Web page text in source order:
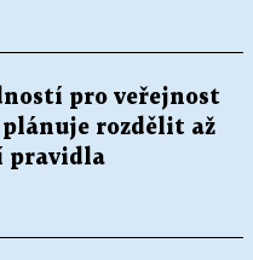
pro veřejnost
rozdělit až
pravidla